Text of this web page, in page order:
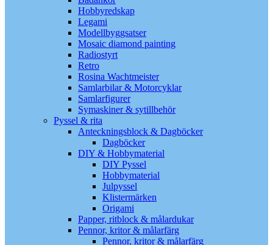
Hobbyredskap
Legami
Modellbyggsatser
Mosaic diamond painting
Radiostyrt
Retro
Rosina Wachtmeister
Samlarbilar & Motorcyklar
Samlarfigurer
Symaskiner & sytillbehör
Pyssel & rita
Anteckningsblock & Dagböcker
Dagböcker
DIY & Hobbymaterial
DIY Pyssel
Hobbymaterial
Julpyssel
Klistermärken
Origami
Papper, ritblock & målardukar
Pennor, kritor & målarfärg
Pennor, kritor & målarfärg